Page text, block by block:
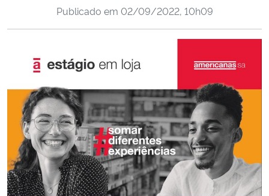
Ministério da Cidadania
Ministério de Minas e Energia
Ministério da Ciência, Tecnologia, Inovações e Comunicações
Ministério do Meio Ambiente
Ministério do Turismo
Publicado em 02/09/2022, 10h09